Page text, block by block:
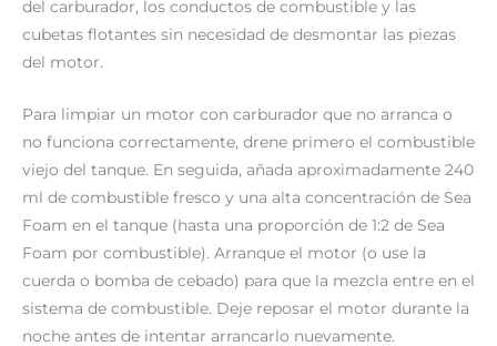
del carburador, los conductos de combustible y las
cubetas flotantes sin necesidad de desmontar las piezas
del motor.
Para limpiar un motor con carburador que no arranca o
no funciona correctamente, drene primero el combustible
viejo del tanque. En seguida, añada aproximadamente 240
ml de combustible fresco y una alta concentración de Sea
Foam en el tanque (hasta una proporción de 1:2 de Sea
Foam por combustible). Arranque el motor (o use la
cuerda o bomba de cebado) para que la mezcla entre en el
sistema de combustible. Deje reposar el motor durante la
noche antes de intentar arrancarlo nuevamente.